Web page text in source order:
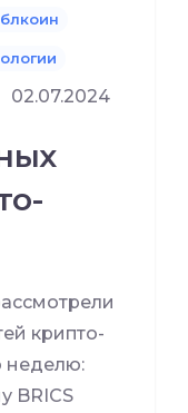
02.07.2024
крипто-
неделю:
BRICS